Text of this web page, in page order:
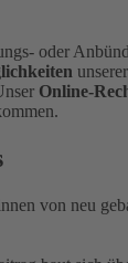
oder
unserer
Online-
von neu